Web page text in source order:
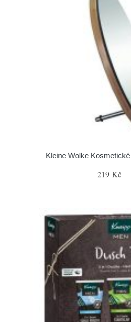
Kleine Wolke
219 Kč